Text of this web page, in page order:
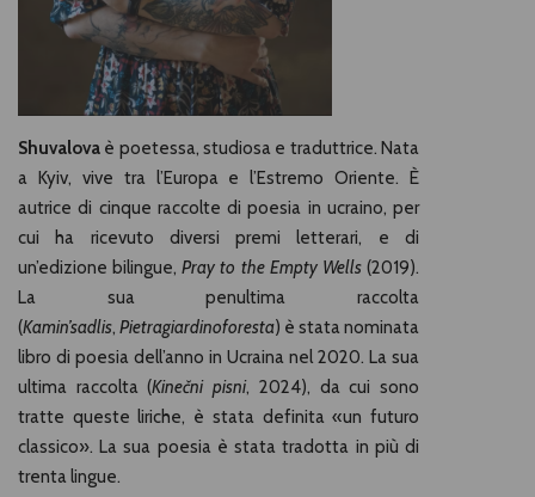
Shuvalova è poetessa, studiosa e traduttrice. Nata
a Kyiv, vive tra l’Europa e l’Estremo Oriente. È
autrice di cinque raccolte di poesia in ucraino, per
cui ha ricevuto diversi premi letterari, e di
un’edizione bilingue, Pray to the Empty Wells (2019).
La sua penultima raccolta
(Kamin’sadlis, Pietragiardinoforesta) è stata nominata
libro di poesia dell’anno in Ucraina nel 2020. La sua
ultima raccolta (Kinečni pisni, 2024), da cui sono
tratte queste liriche, è stata definita «un futuro
classico». La sua poesia è stata tradotta in più di
trenta lingue.